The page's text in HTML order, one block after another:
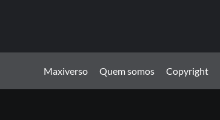
Maxiverso Quem somos Copyright